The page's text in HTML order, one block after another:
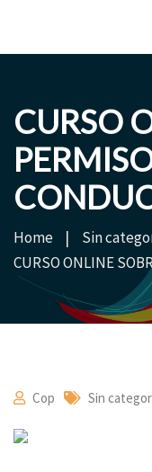
CURSO
Home
Sin
CURSO ONLINE
Cop Sin